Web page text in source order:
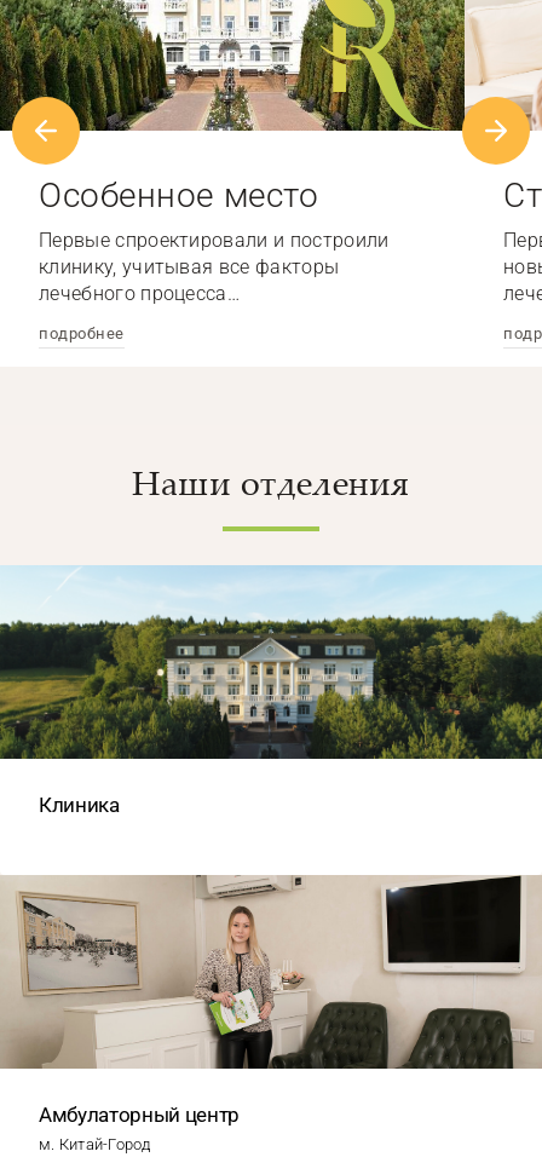
Особенное место
Первые спроектировали и построили
клинику, учитывая все факторы
лечебного процесса…
подробнее
Наши отделения
Клиника
Амбулаторный центр
м. Китай-Город